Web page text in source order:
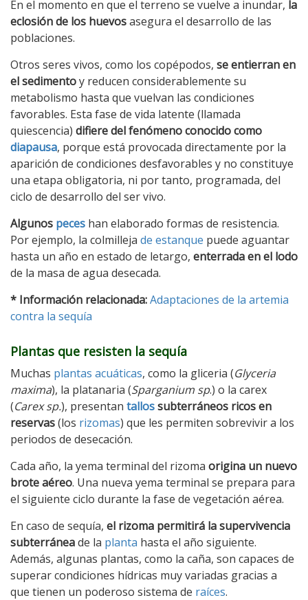
En el momento en que el terreno se vuelve a inundar, la
eclosión de los huevosasegura el desarrollo de las
poblaciones.
Otros seres vivos, como los copépodos, se entierran en
el sedimentoy reducen considerablemente su
metabolismo hasta que vuelvan las condiciones
favorables. Esta fase de vida latente (llamada
quiescencia) difiere del fenómeno conocido como
diapausa, porque está provocada directamente por la
aparición de condiciones desfavorables y no constituye
una etapa obligatoria, ni por tanto, programada, del
ciclo de desarrollo del ser vivo.
Algunos peces han elaborado formas de resistencia.
Por ejemplo, la colmilleja de estanque puede aguantar
hasta un año en estado de letargo, enterrada en el lodo
de la masa de agua desecada.
* Información relacionada:Adaptaciones de la artemia
contra la sequía
Plantas que resisten la sequía
Muchas plantas acuáticas, como la gliceria (Glyceria
maxima), la platanaria (Sparganium sp.) o la carex
(Carex sp.), presentan tallossubterráneos ricos en
reservas(los rizomas) que les permiten sobrevivir a los
periodos de desecación.
Cada año, la yema terminal del rizoma origina un nuevo
brote aéreo. Una nueva yema terminal se prepara para
el siguiente ciclo durante la fase de vegetación aérea.
En caso de sequía, el rizoma permitirá la supervivencia
subterráneade la planta hasta el año siguiente.
Además, algunas plantas, como la caña, son capaces de
superar condiciones hídricas muy variadas gracias a
que tienen un poderoso sistema de raíces.